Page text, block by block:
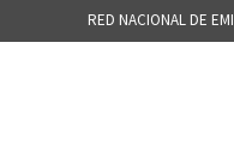
RED NACIONAL DE